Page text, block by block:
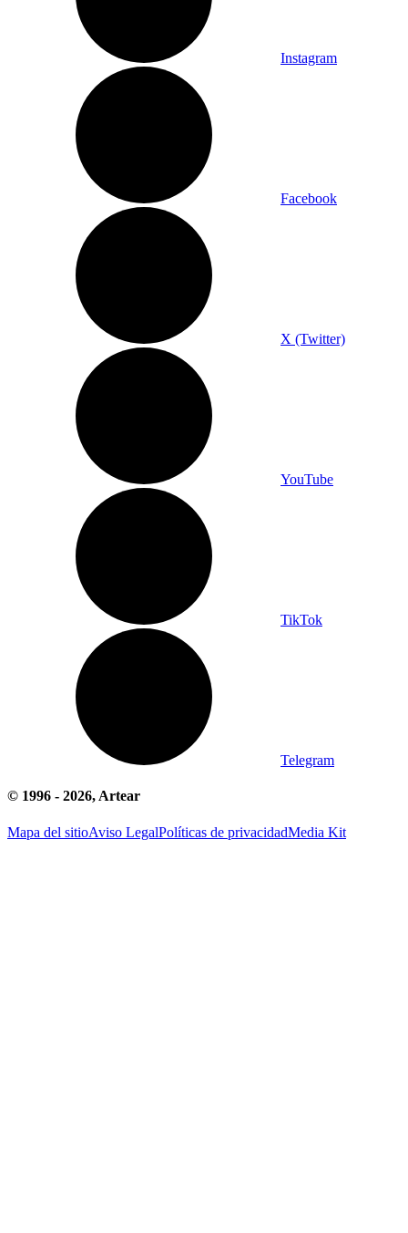
Instagram
Facebook
X (Twitter)
YouTube
TikTok
Telegram
© 1996 - 2026, Artear
Mapa del sitioAviso LegalPolíticas de privacidadMedia Kit